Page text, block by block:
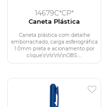
14679C*CP*
Caneta Plástica
Caneta plástica com detalhe
emborrachado, carga esferográfica
1.0mm preta e acionamento por
clique.\r\n\r\n\r\nOBS.:...